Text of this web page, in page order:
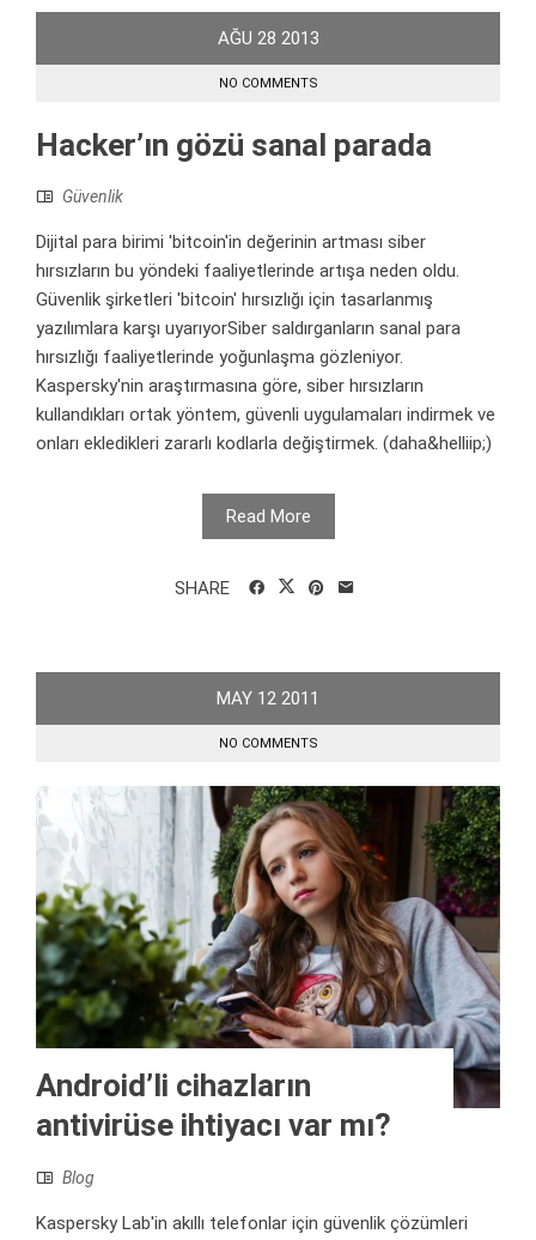
AĞU 28 2013
NO COMMENTS
Hacker’ın gözü sanal parada
Güvenlik
Dijital para birimi 'bitcoin'in değerinin artması siber
hırsızların bu yöndeki faaliyetlerinde artışa neden oldu.
Güvenlik şirketleri 'bitcoin' hırsızlığı için tasarlanmış
yazılımlara karşı uyarıyorSiber saldırganların sanal para
hırsızlığı faaliyetlerinde yoğunlaşma gözleniyor.
Kaspersky'nin araştırmasına göre, siber hırsızların
kullandıkları ortak yöntem, güvenli uygulamaları indirmek ve
onları ekledikleri zararlı kodlarla değiştirmek. (daha&helliip;)
Read More
SHARE
MAY 12 2011
NO COMMENTS
Android’li cihazların
antivirüse ihtiyacı var mı?
Blog
Kaspersky Lab'in akıllı telefonlar için güvenlik çözümleri